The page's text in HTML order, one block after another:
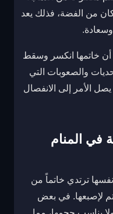
كان من الفضة، فذلك يعد
وسعادة.
أن خاتمها انكسر وسقط
والصعوبات التي
الأمر إلى الانفصال
في المنام
ترتدي خاتماً من
لإصبعها. في بعض